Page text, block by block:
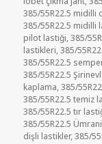
385/55R22.5 midilli
385/55R22.5 midilli
pilot lastiği,385/
lastikleri,385/
385/55R22.5
385/55R22.5
kaplama,385/
385/55R22.5 temiz
385/55R22.5 tır
385/55R22.5
dişli lastikler,385/